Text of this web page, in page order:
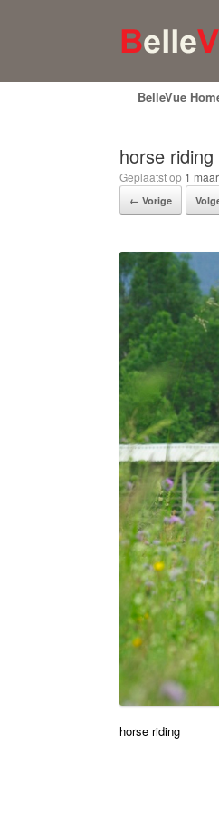
BelleVue
horse riding
Geplaatst op 1
← Vorige
horse riding